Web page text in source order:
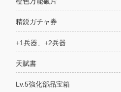
精鋭ガチャ券
+1兵器、+2兵器
天賦書
Lv.5強化部品宝箱